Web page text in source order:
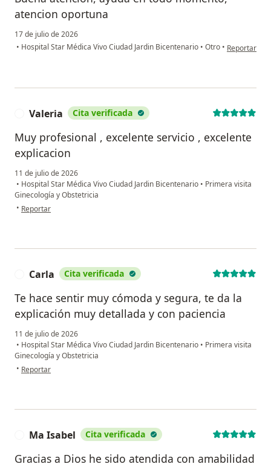
atencion oportuna
17 de julio de 2026
• Hospital Star Médica Vivo Ciudad Jardin Bicentenario • Otro • en opinión
Reportar
Valeria Cita verificada
Muy profesional , excelente servicio , excelente
explicacion
11 de julio de 2026
• Hospital Star Médica Vivo Ciudad Jardin Bicentenario • Primera visita
Ginecología y Obstetricia
• en opinión del usuario Valeria
Reportar
Carla Cita verificada
Te hace sentir muy cómoda y segura, te da la
explicación muy detallada y con paciencia
11 de julio de 2026
• Hospital Star Médica Vivo Ciudad Jardin Bicentenario • Primera visita
Ginecología y Obstetricia
• en opinión del usuario Carla
Reportar
Ma Isabel Cita verificada
Gracias a Dios he sido atendida con amabilidad